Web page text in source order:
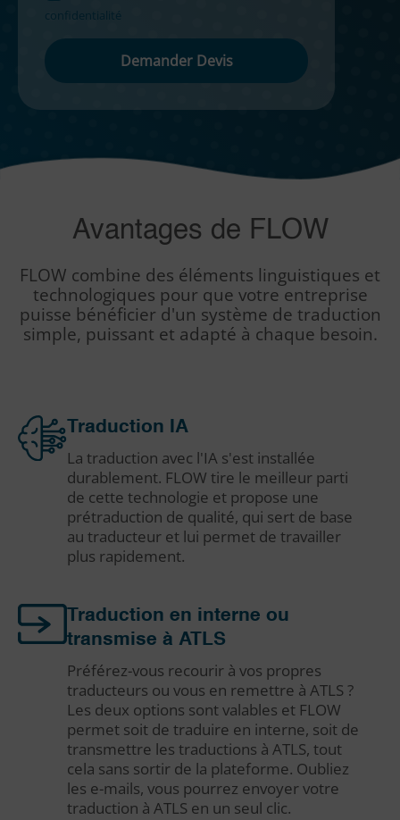
confidentialité
Please
this
Avantages de FLOW
FLOW combine des éléments linguistiques et
technologiques pour que votre entreprise
puisse bénéficier d'un système de traduction
simple, puissant et adapté à chaque besoin.
Traduction IA
La traduction avec l'IA s'est installée
durablement. FLOW tire le meilleur parti
de cette technologie et propose une
prétraduction de qualité, qui sert de base
au traducteur et lui permet de travailler
plus rapidement.
Traduction en interne ou
transmise à ATLS
Préférez-vous recourir à vos propres
traducteurs ou vous en remettre à ATLS ?
Les deux options sont valables et FLOW
permet soit de traduire en interne, soit de
transmettre les traductions à ATLS, tout
cela sans sortir de la plateforme. Oubliez
les e-mails, vous pourrez envoyer votre
traduction à ATLS en un seul clic.